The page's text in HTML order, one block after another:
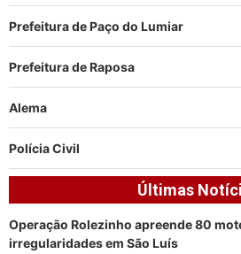
Prefeitura de Paço do Lumiar
Prefeitura de Raposa
Alema
Polícia Civil
Últimas
Operação Rolezinho apreende 80
irregularidades em São Luís